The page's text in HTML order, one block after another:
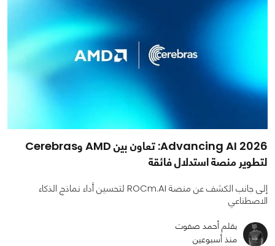
Advancing AI 2026: تعاون بين AMD وCerebras
لتطوير منصة استدلال فائقة
إلى جانب الكشف عن منصة ROCm.AI لتحسين أداء نماذج الذكاء
الاصطناعي
بقلم أحمد صفوت
منذ أسبوعين